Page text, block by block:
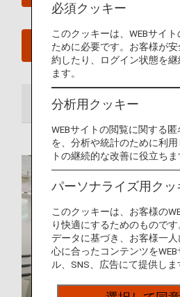
予約確認
空港 ラウンジ
必須クッキー
このクッキーは、WEBサイ
ために必要です。お客様が
約したり、ログイン状態を
ます。
分析用クッキー
WEBサイトの閲覧に関する
を、分析や統計のために利用
トの継続的な改善に役立ちま
パーソナライズ用クッ
このクッキーは、お客様の
り快適にするためのもので
データに基づき、お客様一
心に合ったコンテンツを
ル、SNS、広告にて提供しま